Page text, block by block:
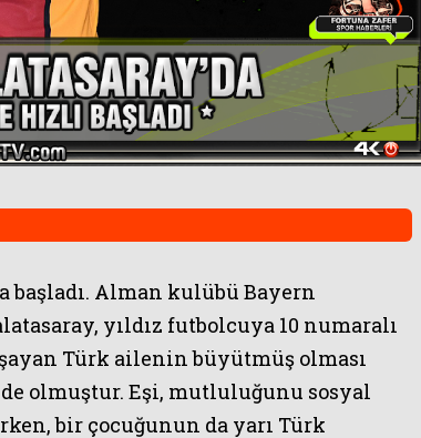
başladı. Alman kulübü Bayern
yıldız futbolcuya 10 numaralı
Türk ailenin büyütmüş olması
olmuştur. Eşi, mutluluğunu sosyal
bir çocuğunun da yarı Türk